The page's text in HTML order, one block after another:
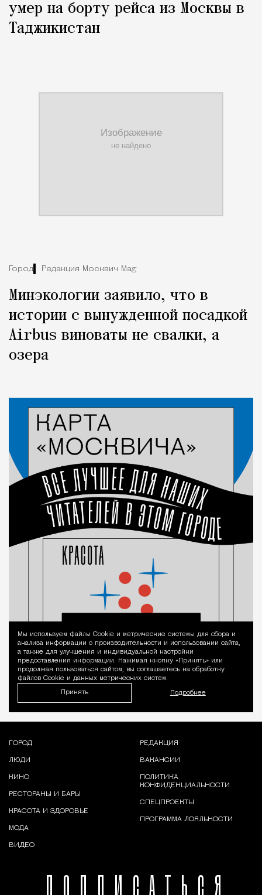
умер на борту рейса из Москвы в
Таджикистан
Город Редакция Москвич Mag
Минэкологии заявило, что в
истории с вынужденной посадкой
Airbus виноваты не свалки, а
озера
Уведомление
Мы используем файлы Сookie и метрические системы для сбора и
анализа информации о производительности и использовании сайта,
а также для улучшения и индивидуальной настройки
предоставления информации. Нажимая кнопку «Принять» или
продолжая пользоваться сайтом, вы соглашаетесь на обработку
файлов Cookie и данных метрических систем.
Принять Подробнее
ПОДПИСАТЬСЯ
ГОРОД
ЛЮДИ
КИНО
РЕСТОРАНЫ И БАРЫ
КРАСОТА И ЗДОРОВЬЕ
МОДА
ВИДЕО
РЕДАКЦИЯ
ВАКАНСИИ
ПОЛИТИКА
КОНФИДЕНЦИАЛЬНОСТИ
СПЕЦПРОЕКТЫ
ПРОГРАММА ЛОЯЛЬНОСТИ